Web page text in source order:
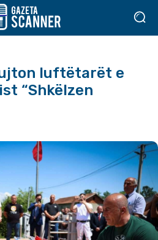
luftëtarët e
“Shkëlzen